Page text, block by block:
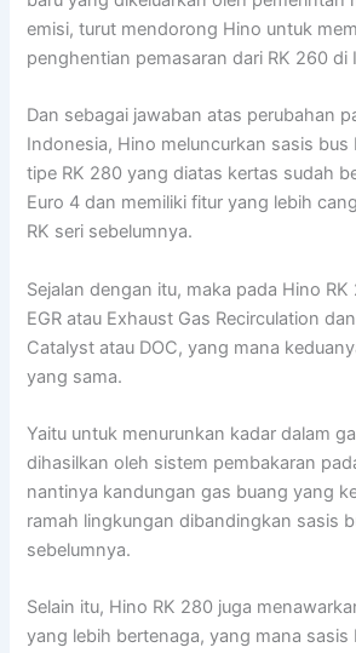
emisi, turut mendorong Hino untuk
penghentian pemasaran dari RK 260 di
Dan sebagai jawaban atas perubahan
Indonesia, Hino meluncurkan sasis bus
tipe RK 280 yang diatas kertas sudah
Euro 4 dan memiliki fitur yang lebih
RK seri sebelumnya.
Sejalan dengan itu, maka pada Hino
EGR atau Exhaust Gas Recirculation
Catalyst atau DOC, yang mana
yang sama.
Yaitu untuk menurunkan kadar dalam
dihasilkan oleh sistem pembakaran
nantinya kandungan gas buang yang
ramah lingkungan dibandingkan sasis
sebelumnya.
Selain itu, Hino RK 280 juga
yang lebih bertenaga, yang mana sasis